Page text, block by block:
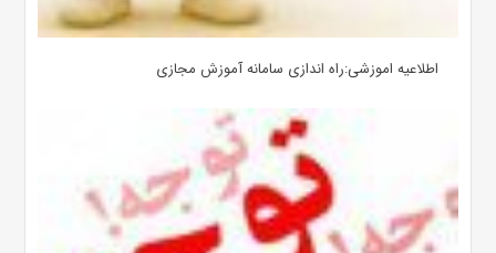
اطلاعیه اموزشی:راه اندازی سامانه آموزش مجازی